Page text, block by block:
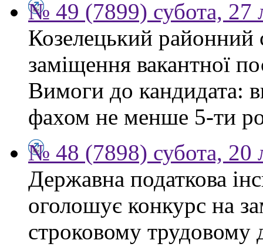
№ 49 (7899) субота, 27
Козелецький районний
заміщення вакантної
Вимоги до кандидата:
фахом не менше 5-ти
№ 48 (7898) субота, 20
Державна податкова
оголошує конкурс на
строковому трудовому